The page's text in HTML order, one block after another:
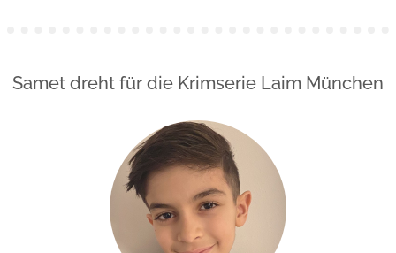
Samet dreht für die Krimserie Laim München